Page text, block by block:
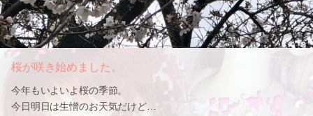
桜が咲き始めました。
今年もいよいよ桜の季節。
今日明日は生憎のお天気だけど…